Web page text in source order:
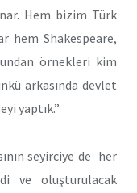
Hem bizim Türk
hem Shakespeare,
örnekleri kim
arkasında devlet
yaptık.”
seyirciye de her
ve oluşturulacak